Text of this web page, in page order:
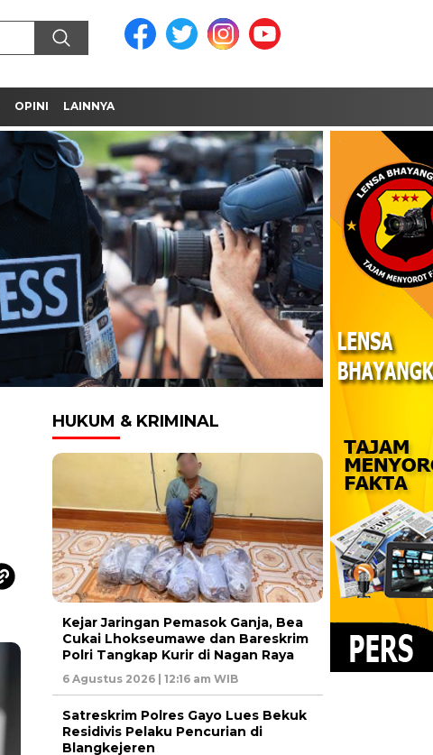
OPINI LAINNYA
HUKUM & KRIMINAL
Kejar Jaringan Pemasok Ganja, Bea
Cukai Lhokseumawe dan Bareskrim
Polri Tangkap Kurir di Nagan Raya
6 Agustus 2026 | 12:16 am WIB
Satreskrim Polres Gayo Lues Bekuk
Residivis Pelaku Pencurian di
Blangkejeren